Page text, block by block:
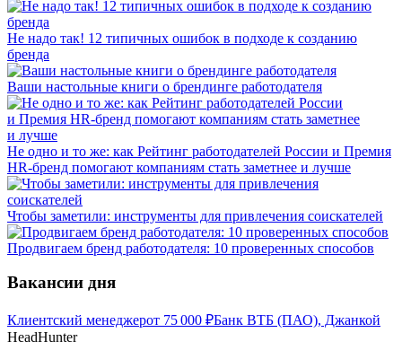
Не надо так! 12 типичных ошибок в подходе к созданию
бренда
Ваши настольные книги о брендинге работодателя
Не одно и то же: как Рейтинг работодателей России и Премия
HR-бренд помогают компаниям стать заметнее и лучше
Чтобы заметили: инструменты для привлечения соискателей
Продвигаем бренд работодателя: 10 проверенных способов
Вакансии дня
Клиентский менеджерот 75 000 ₽Банк ВТБ (ПАО), Джанкой
HeadHunter